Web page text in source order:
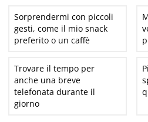
Sorprendermi con piccoli
gesti, come il mio snack
preferito o un caffè
Trovare il tempo per
anche una breve
telefonata durante il
giorno